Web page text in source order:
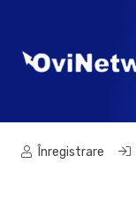
Înregistrare